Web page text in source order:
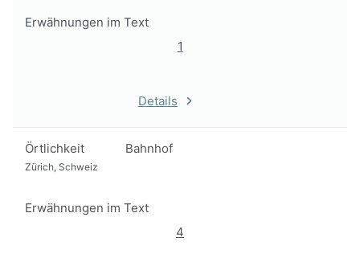
Erwähnungen im Text
1
Details
Örtlichkeit Bahnhof
Zürich, Schweiz
Erwähnungen im Text
4